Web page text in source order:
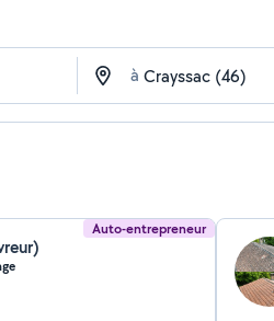
à
Auto-entrepreneur